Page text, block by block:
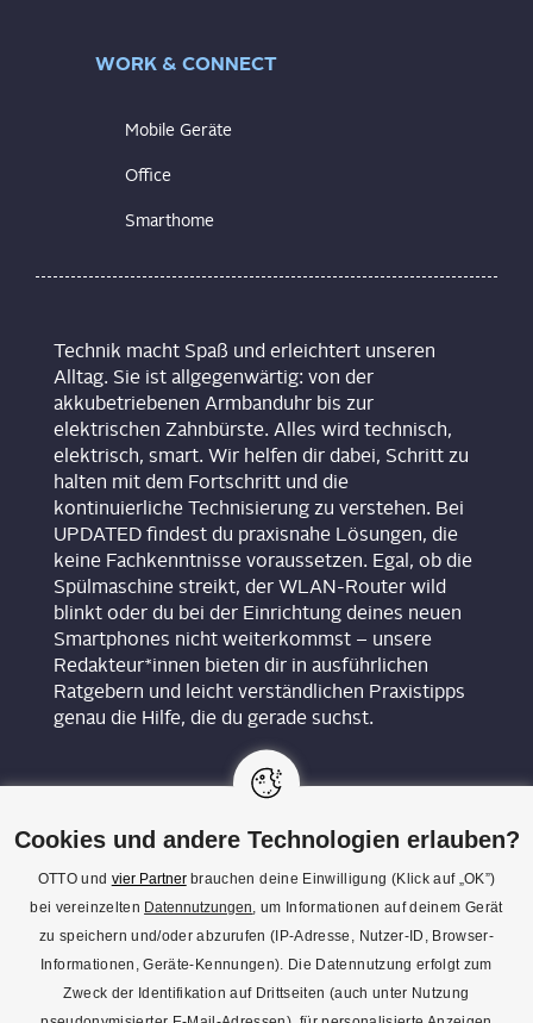
WORK & CONNECT
Mobile Geräte
Office
Smarthome
Technik macht Spaß und erleichtert unseren
Alltag. Sie ist allgegenwärtig: von der
akkubetriebenen Armbanduhr bis zur
elektrischen Zahnbürste. Alles wird technisch,
elektrisch, smart. Wir helfen dir dabei, Schritt zu
halten mit dem Fortschritt und die
kontinuierliche Technisierung zu verstehen. Bei
UPDATED findest du praxisnahe Lösungen, die
keine Fachkenntnisse voraussetzen. Egal, ob die
Spülmaschine streikt, der WLAN-Router wild
blinkt oder du bei der Einrichtung deines neuen
Smartphones nicht weiterkommst – unsere
Redakteur*innen bieten dir in ausführlichen
Ratgebern und leicht verständlichen Praxistipps
genau die Hilfe, die du gerade suchst.
KON­TAKT
REDAK­TI­ON
IMPRES­SUM
Cookies und andere Technologien erlauben?
OTTO und vier Partnerbrauchen deine Einwilligung (Klick auf „OK”)
bei vereinzelten Datennutzungen, um Informationen auf deinem Gerät
zu speichern und/oder abzurufen (IP-Adresse, Nutzer-ID, Browser-
Informationen, Geräte-Kennungen). Die Datennutzung erfolgt zum
Zweck der Identifikation auf Drittseiten (auch unter Nutzung